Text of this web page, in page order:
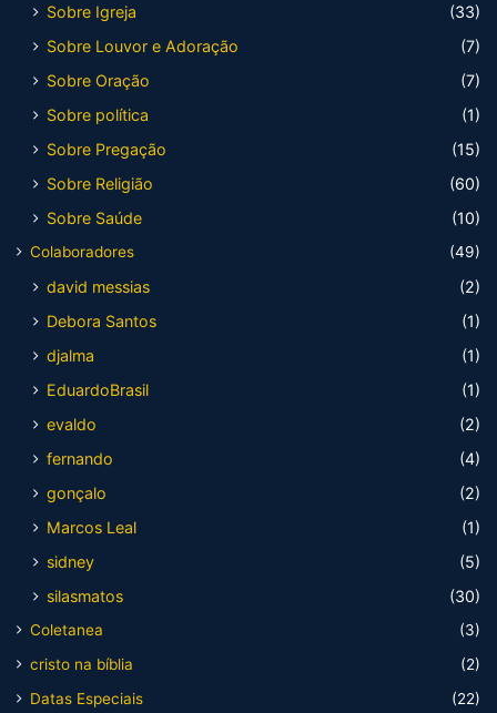
Sobre Igreja
(33)
Sobre Louvor e Adoração
(7)
Sobre Oração
(7)
Sobre política
(1)
Sobre Pregação
(15)
Sobre Religião
(60)
Sobre Saúde
(10)
Colaboradores (49)
david messias
(2)
Debora Santos
(1)
djalma
(1)
EduardoBrasil
(1)
evaldo
(2)
fernando
(4)
gonçalo
(2)
Marcos Leal
(1)
sidney
(5)
silasmatos
(30)
Coletanea
(3)
cristo na bíblia
(2)
Datas Especiais
(22)